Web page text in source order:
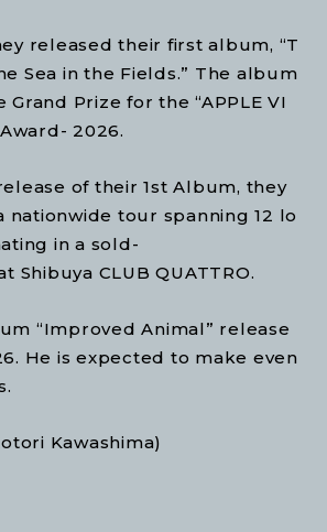
released their first album, “T
Sea in the Fields.” The album
Prize for the “APPLE VI
2026.
of their 1st Album, they
nationwide tour spanning 12 lo
in a sold-
Shibuya CLUB QUATTRO.
“Improved Animal” release
He is expected to make even
Kawashima)